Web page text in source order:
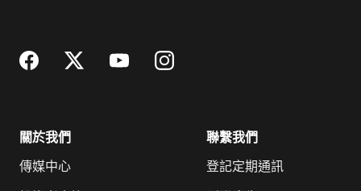
關於我們
傳媒中心
聯繫我們
登記定期通訊